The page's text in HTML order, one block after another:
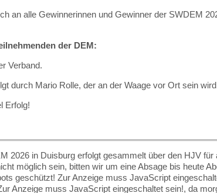
an alle Gewinnerinnen und Gewinner der SWDEM
der DEM:
Verband.
durch Mario Rolle, der an der Waage vor Ort sein
Erfolg!
2026 in Duisburg erfolgt gesammelt über den HJV für
möglich sein, bitten wir um eine Absage bis heute
geschützt! Zur Anzeige muss JavaScript
Anzeige muss JavaScript eingeschaltet sein!, da